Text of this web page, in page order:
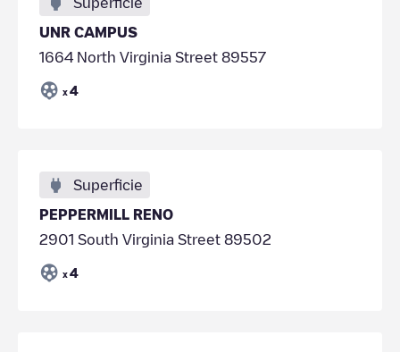
UNR CAMPUS
1664 North Virginia Street 89557
x 4
Superficie
PEPPERMILL RENO
2901 South Virginia Street 89502
x 4